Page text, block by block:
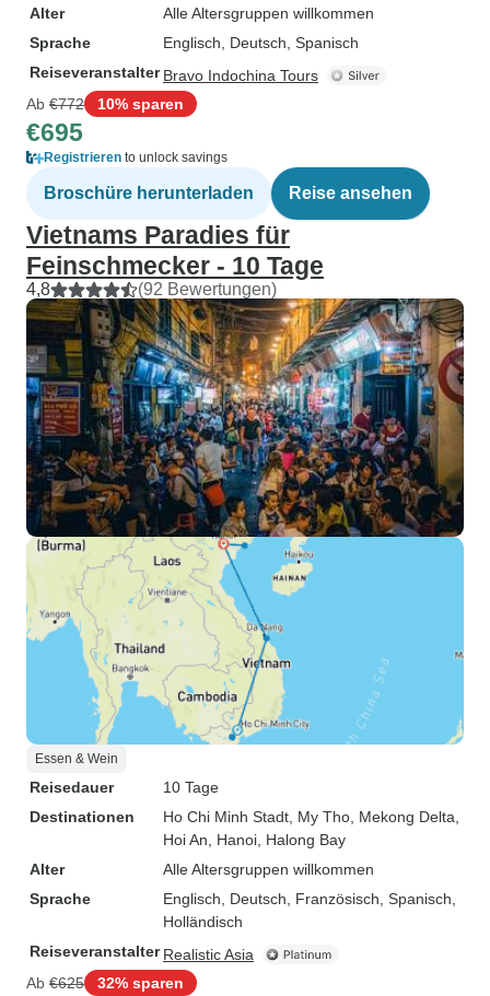
Alter
Alle Altersgruppen willkommen
Sprache
Englisch, Deutsch, Spanisch
Reiseveranstalter Bravo Indochina Tours
Ab €772 10% sparen
€695
Registrieren to unlock savings
Broschüre herunterladen Reise ansehen
Vietnams Paradies für
Feinschmecker - 10 Tage
4,8 (92 Bewertungen)
Essen & Wein
Reisedauer
10 Tage
Destinationen
Ho Chi Minh Stadt , My Tho , Mekong Delta
Hoi An , Hanoi , Halong Bay
Alter
Alle Altersgruppen willkommen
Sprache
Englisch, Deutsch, Französisch, Spanisch,
Holländisch
Reiseveranstalter Realistic Asia
Ab €625 32% sparen